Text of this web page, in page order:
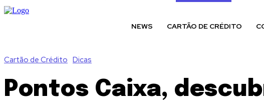
NEWS CARTÃO DE CRÉDITO
Cartão de Crédito Dicas
Pontos Caixa,